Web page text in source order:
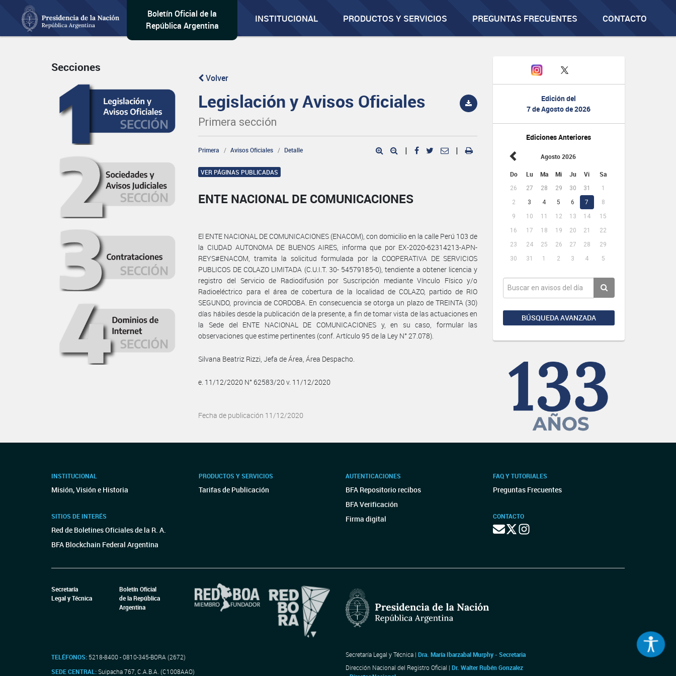
Boletín Oficial de la
República Argentina
INSTITUCIONAL PRODUCTOS Y SERVICIOS PREGUNTAS FRECUENTES CONTACTO
Edición del
7 de Agosto de 2026
Ediciones Anteriores
Agosto 2026
Do Lu Ma Mi Ju Vi Sa
26 27 28 29 30 31
1
2
3 4 5 6 7
8
9
10 11 12 13 14
15
16
17 18 19 20 21
22
23
24 25 26 27 28
29
30
31 1 2 3 4 5
BÚSQUEDA AVANZADA
Secciones
Volver
Legislación y Avisos Oficiales
Primera sección
Primera Avisos Oficiales Detalle | |
VER PÁGINAS PUBLICADAS
ENTE NACIONAL DE COMUNICACIONES
El ENTE NACIONAL DE COMUNICACIONES (ENACOM), con domicilio en la calle Perú 103 de
la CIUDAD AUTONOMA DE BUENOS AIRES, informa que por EX-2020-62314213-APN-
REYS#ENACOM, tramita la solicitud formulada por la COOPERATIVA DE SERVICIOS
PUBLICOS DE COLAZO LIMITADA (C.U.I.T. 30- 54579185-0), tendiente a obtener licencia y
registro del Servicio de Radiodifusión por Suscripción mediante Vínculo Físico y/o
Radioeléctrico para el área de cobertura de la localidad de COLAZO, partido de RIO
SEGUNDO, provincia de CORDOBA. En consecuencia se otorga un plazo de TREINTA (30)
días hábiles desde la publicación de la presente, a fin de tomar vista de las actuaciones en
la Sede del ENTE NACIONAL DE COMUNICACIONES y, en su caso, formular las
observaciones que estime pertinentes (conf. Artículo 95 de la Ley N° 27.078).
Silvana Beatriz Rizzi, Jefa de Área, Área Despacho.
e. 11/12/2020 N° 62583/20 v. 11/12/2020
Fecha de publicación 11/12/2020
INSTITUCIONAL
Misión, Visión e Historia
SITIOS DE INTERÉS
Red de Boletines Oficiales de la R. A.
BFA Blockchain Federal Argentina
PRODUCTOS Y SERVICIOS
Tarifas de Publicación
AUTENTICACIONES
BFA Repositorio recibos
BFA Verificación
Firma digital
FAQ Y TUTORIALES
Preguntas Frecuentes
CONTACTO
Secretaría
Legal y Técnica
Boletín Oficial
de la República
Argentina
TELÉFONOS: 5218-8400 - 0810-345-BORA (2672)
SEDE CENTRAL:Suipacha 767, C.A.B.A. (C1008AAO)
Secretaría Legal y Técnica | Dra. María Ibarzabal Murphy - Secretaria
Dirección Nacional del Registro Oficial | Dr. Walter Rubén Gonzalez